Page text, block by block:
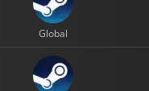
Global